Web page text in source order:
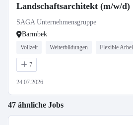
Landschaftsarchitekt (m/w/d)
SAGA Unternehmensgruppe
Barmbek
Vollzeit Weiterbildungen Flexible
7
24.07.2026
47 ähnliche Jobs